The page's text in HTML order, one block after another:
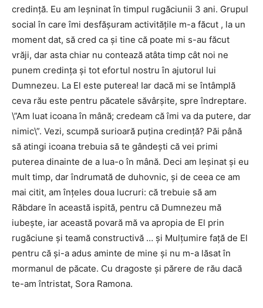
credinţă. Eu am leşninat în timpul rugăciunii 3 ani. Grupul
social în care îmi desfăşuram activităţile m-a făcut , la un
moment dat, să cred ca şi tine că poate mi s-au făcut
vrăji, dar asta chiar nu contează atâta timp cât noi ne
punem credinţa şi tot efortul nostru în ajutorul lui
Dumnezeu. La El este puterea! Iar dacă mi se întâmplă
ceva rău este pentru păcatele săvârşite, spre îndreptare.
\”Am luat icoana în mână; credeam că îmi va da putere, dar
nimic\”. Vezi, scumpă surioară puţina credinţă? Păi până
să atingi icoana trebuia să te gândeşti că vei primi
puterea dinainte de a lua-o în mână. Deci am leşinat şi eu
mult timp, dar îndrumată de duhovnic, şi de ceea ce am
mai citit, am înţeles doua lucruri: că trebuie să am
Răbdare în această ispită, pentru că Dumnezeu mă
iubeşte, iar această povară mă va apropia de El prin
rugăciune şi teamă constructivă … şi Mulţumire faţă de El
pentru că şi-a adus aminte de mine şi nu m-a lăsat în
mormanul de păcate. Cu dragoste şi părere de rău dacă
te-am întristat, Sora Ramona.